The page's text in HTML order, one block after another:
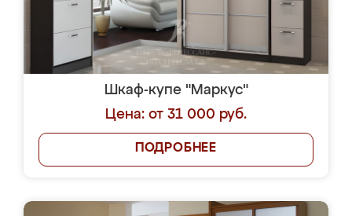
Шкаф-купе "Маркус"
Цена: от 31 000 руб.
ПОДРОБНЕЕ